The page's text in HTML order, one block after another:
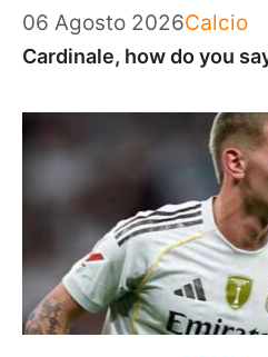
06 Agosto 2026Calcio
Cardinale, how do you